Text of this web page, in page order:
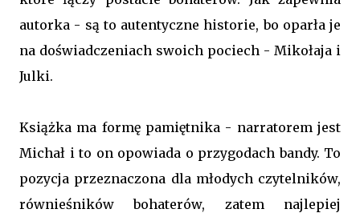
autorka - są to autentyczne historie, bo oparła je
na doświadczeniach swoich pociech - Mikołaja i
Julki.
Książka ma formę pamiętnika - narratorem jest
Michał i to on opowiada o przygodach bandy. To
pozycja przeznaczona dla młodych czytelników,
równieśników bohaterów, zatem najlepiej